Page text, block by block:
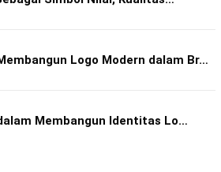
Logo Modern dalam Br…
Membangun Identitas Lo…